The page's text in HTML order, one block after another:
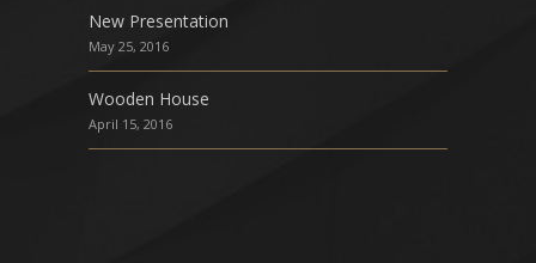
New Presentation
May 25, 2016
Wooden House
April 15, 2016